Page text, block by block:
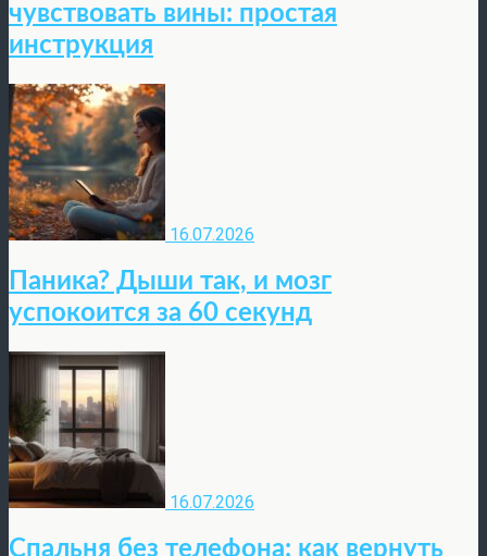
чувствовать вины: простая
инструкция
16.07.2026
Паника? Дыши так, и мозг
успокоится за 60 секунд
16.07.2026
Спальня без телефона: как вернуть